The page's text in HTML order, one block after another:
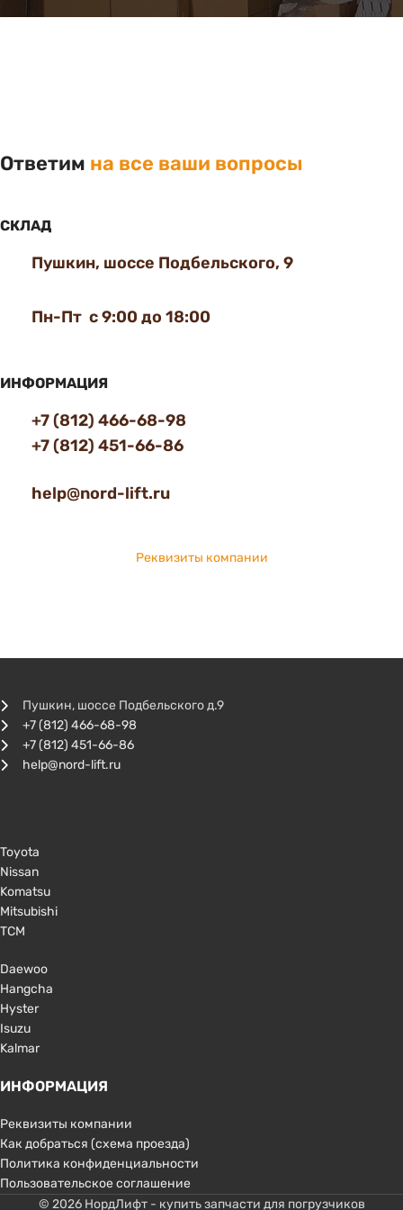
Ответим на все ваши вопросы
СКЛАД
Пушкин, шоссе Подбельского, 9
Пн-Пт с 9:00 до 18:00
ИНФОРМАЦИЯ
+7 (812) 466-68-98
+7 (812) 451-66-86
help@nord-lift.ru
Реквизиты компании
Пушкин, шоссе Подбельского д.9
+7 (812) 466-68-98
+7 (812) 451-66-86
help@nord-lift.ru
Toyota
Nissan
Komatsu
Mitsubishi
TCM
Daewoo
Hangcha
Hyster
Isuzu
Kalmar
ИНФОРМАЦИЯ
Реквизиты компании
Как добраться (схема проезда)
Политика конфиденциальности
Пользовательское соглашение
© 2026 НордЛифт - купить запчасти для погрузчиков